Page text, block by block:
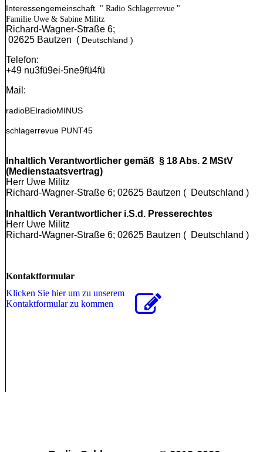
Interessengemeinschaft " Radio Schlagerrevue "
Familie Uwe & Sabine Militz
Richard-Wagner-Straße 6;
02625 Bautzen (Deutschland )
Telefon:
+49 nu3fü9ei-5ne9fü4fü
Mail:
radioBEIradioMINUS
schlagerrevue PUNT45
Inhaltlich Verantwortlicher gemäß § 18 Abs. 2 MStV
(Medienstaatsvertrag)
Herr Uwe Militz
Richard-Wagner-Straße 6; 02625 Bautzen ( Deutschland )
Inhaltlich Verantwortlicher i.S.d. Presserechtes
Herr Uwe Militz
Richard-Wagner-Straße 6; 02625 Bautzen ( Deutschland )
Kontaktformular
Klicken Sie hier um zu unserem
Kon­takt­for­mu­lar zu kommen